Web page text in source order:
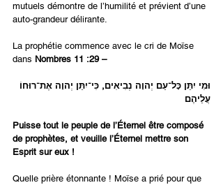
mutuels démontre de l’humilité et prévient d’une
auto-grandeur délirante.
La prophétie commence avec le cri de Moïse
dans Nombres 11 :29 –
וּמִי יִתֵּן כָּל־עַם יְהוָה נְבִיאִים, כִּי־יִתֵּן יְהוָה אֶת־רוּחוֹ
עֲלֵיהֶם
Puisse tout le peuple de l’Éternel être composé
de prophètes, et veuille l’Éternel mettre son
Esprit sur eux !
Quelle prière étonnante ! Moïse a prié pour que